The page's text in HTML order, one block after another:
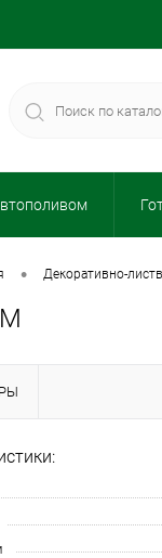
• декоративно-